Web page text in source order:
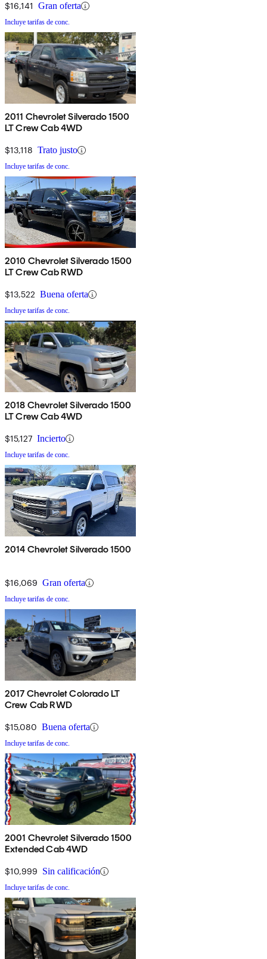
$16,141 Gran oferta
Incluye tarifas de conc.
2011 Chevrolet Silverado 1500
LT Crew Cab 4WD
$13,118 Trato justo
Incluye tarifas de conc.
2010 Chevrolet Silverado 1500
LT Crew Cab RWD
$13,522 Buena oferta
Incluye tarifas de conc.
2018 Chevrolet Silverado 1500
LT Crew Cab 4WD
$15,127 Incierto
Incluye tarifas de conc.
2014 Chevrolet Silverado 1500
$16,069 Gran oferta
Incluye tarifas de conc.
2017 Chevrolet Colorado LT
Crew Cab RWD
$15,080 Buena oferta
Incluye tarifas de conc.
2001 Chevrolet Silverado 1500
Extended Cab 4WD
$10,999 Sin calificación
Incluye tarifas de conc.